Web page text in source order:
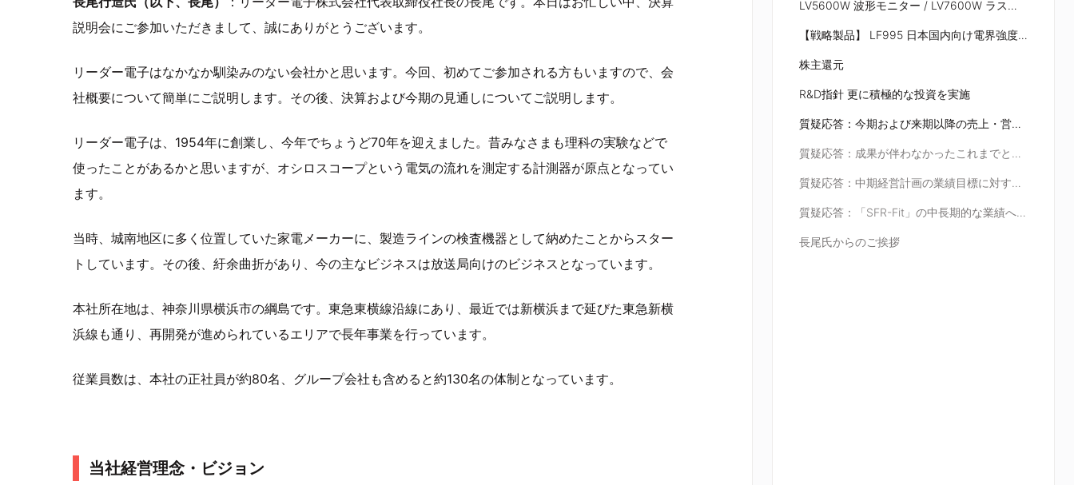
説明会にご参加いただきまして、誠にありがとうございます。
リーダー電子はなかなか馴染みのない会社かと思います。今回、初めてご参加される方もいますので、会
社概要について簡単にご説明します。その後、決算および今期の見通しについてご説明します。
リーダー電子は、1954年に創業し、今年でちょうど70年を迎えました。昔みなさまも理科の実験などで
使ったことがあるかと思いますが、オシロスコープという電気の流れを測定する計測器が原点となってい
ます。
当時、城南地区に多く位置していた家電メーカーに、製造ラインの検査機器として納めたことからスター
トしています。その後、紆余曲折があり、今の主なビジネスは放送局向けのビジネスとなっています。
本社所在地は、神奈川県横浜市の綱島です。東急東横線沿線にあり、最近では新横浜まで延びた東急新横
浜線も通り、再開発が進められているエリアで長年事業を行っています。
従業員数は、本社の正社員が約80名、グループ会社も含めると約130名の体制となっています。
当社経営理念・ビジョン
LV5600W 波形モニター / LV7600W ラスタライザー / LT4670 シンクジェネレーター
【戦略製品】 LF995 日本国内向け電界強度計
株主還元
R&D指針 更に積極的な投資を実施
質疑応答：今期および来期以降の売上・営業利益の牽引役について
質疑応答：成果が伴わなかったこれまでとの違いについて
質疑応答：中期経営計画の業績目標に対する考え方について
質疑応答：「SFR-Fit」の中長期的な業績へのインパクトについて
長尾氏からのご挨拶